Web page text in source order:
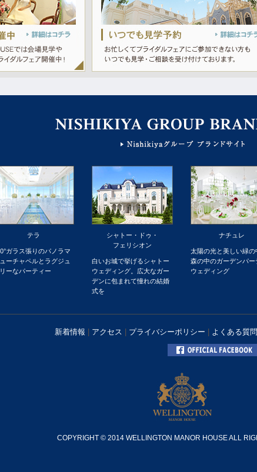
テラ
ガラス張りのパノラマ
ーチャペルとラグジュ
ーなパーティー
シャトー・ドゥ・
フェリシオン
白いお城で挙げるシャトー
ウェディング。広大なガー
デンに包まれて憧れの結婚
式を
ナチュレ
太陽の光と美しい緑の
森の中のガーデンパー
ウェディング
新着情報 | アクセス | プライバシーポリシー | よくある質問
COPYRIGHT © 2014 WELLINGTON MANOR HOUSE ALL